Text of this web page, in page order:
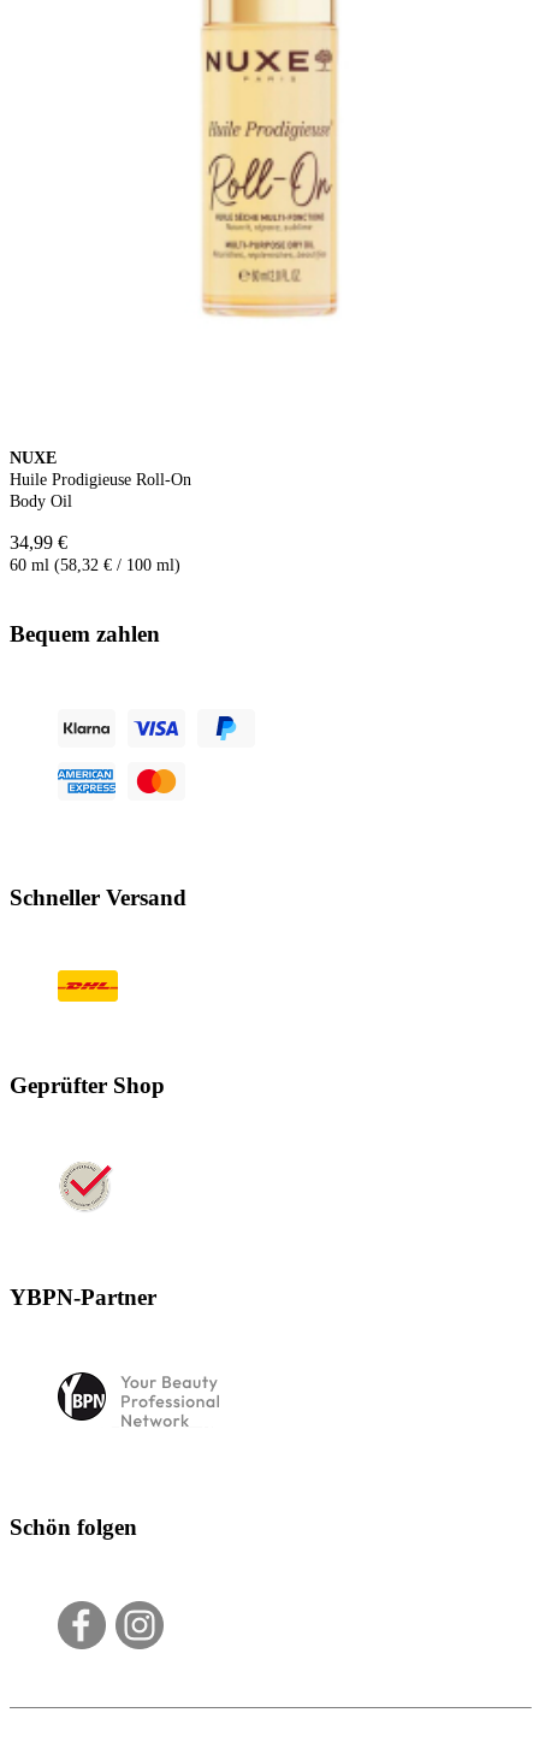
NUXE
Huile Prodigieuse Roll-On
Body Oil
34,99 €
60 ml (58,32 € / 100 ml)
Bequem zahlen
Schneller Versand
Geprüfter Shop
YBPN-Partner
Schön folgen